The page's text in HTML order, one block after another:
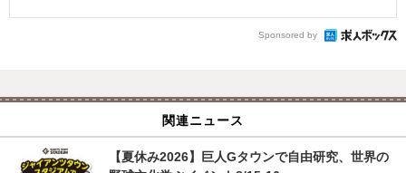
Sponsored by
関連ニュース
【夏休み2026】巨人Gタウンで自由研究、世界の